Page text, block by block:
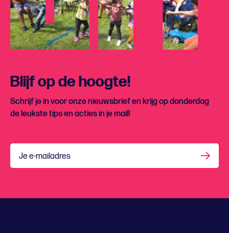
Blijf op de hoogte!
Schrijf je in voor onze nieuwsbrief en krijg op donderdag
de leukste tips en acties in je mail!
Je e-mailadres